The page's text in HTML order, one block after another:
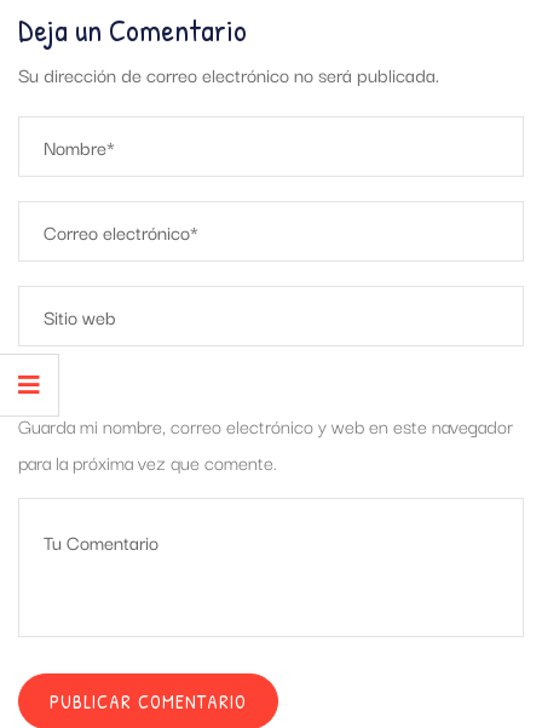
Deja un Comentario
Su dirección de correo electrónico no será publicada.
Guarda mi nombre, correo electrónico y web en este navegador
para la próxima vez que comente.